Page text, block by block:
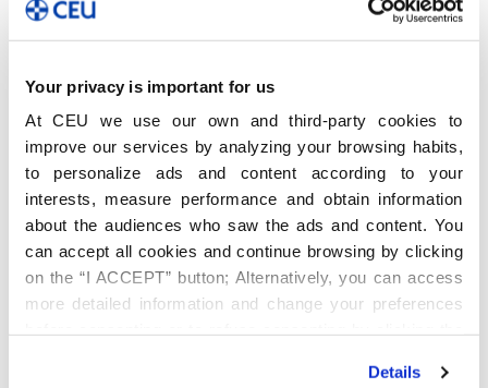
Your privacy is important for us
At CEU we use our own and third-party cookies to
improve our services by analyzing your browsing habits,
to personalize ads and content according to your
interests, measure performance and obtain information
about the audiences who saw the ads and content. You
can accept all cookies and continue browsing by clicking
on the “I ACCEPT” button; Alternatively, you can access
more detailed information and change your preferences
Details
las competencias profesionales y personales críticas. Este
estilo de liderazgo generará un mayor valor añadido a su
de su entorno.
El“Programa de Desarrollo Profesional para mujeres en los
ámbitos agrario y agroalimentario de Castilla y León”está
impulsado conjuntamente por la Consejería de Agricultura y
Desarrollo Rural de la Junta de Castilla y León y la Escuela de
Negocios CEU Castilla y León y será cursado por doce
alumnas procedentes de Ávila, Burgos, León, Salamanca y
Zamora.